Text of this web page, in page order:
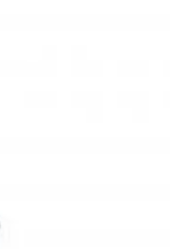
MAG / FLUX / BRAZARE /
echipat cu un grup de
si 2 role presoare).
de materiale (otel, inox,
galvanizata).
usor de utilizat, chiar si
– Control Termic Avansat)
la sudura materialelor
sinergic;
programe personalizate